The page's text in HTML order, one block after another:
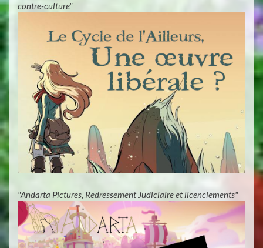
contre-culture"
"Andarta Pictures, Redressement Judiciaire et licenciements"